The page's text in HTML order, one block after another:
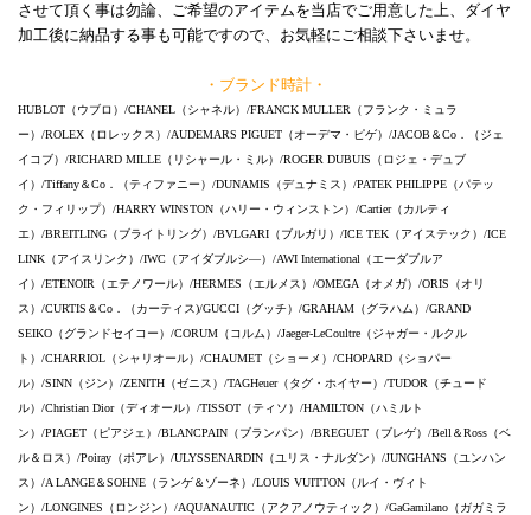
させて頂く事は勿論、ご希望のアイテムを当店でご用意した上、ダイヤ
加工後に納品する事も可能ですので、お気軽にご相談下さいませ。
・ブランド時計・
HUBLOT（ウブロ）/CHANEL（シャネル）/FRANCK MULLER（フランク・ミュラ
ー）/ROLEX（ロレックス）/AUDEMARS PIGUET（オーデマ・ピゲ）/JACOB＆Co．（ジェ
イコブ）/RICHARD MILLE（リシャール・ミル）/ROGER DUBUIS（ロジェ・デュブ
イ）/Tiffany＆Co．（ティファニー）/DUNAMIS（デュナミス）/PATEK PHILIPPE（パテッ
ク・フィリップ）/HARRY WINSTON（ハリー・ウィンストン）/Cartier（カルティ
エ）/BREITLING（ブライトリング）/BVLGARI（ブルガリ）/ICE TEK（アイステック）/ICE
LINK（アイスリンク）/IWC（アイダブルシ―）/AWI International（エーダブルア
イ）/ETENOIR（エテノワール）/HERMES（エルメス）/OMEGA（オメガ）/ORIS（オリ
ス）/CURTIS＆Co．（カーティス)/GUCCI（グッチ）/GRAHAM（グラハム）/GRAND
SEIKO（グランドセイコー）/CORUM（コルム）/Jaeger-LeCoultre（ジャガー・ルクル
ト）/CHARRIOL（シャリオール）/CHAUMET（ショーメ）/CHOPARD（ショパー
ル）/SINN（ジン）/ZENITH（ゼニス）/TAGHeuer（タグ・ホイヤー）/TUDOR（チュード
ル）/Christian Dior（ディオール）/TISSOT（ティソ）/HAMILTON（ハミルト
ン）/PIAGET（ピアジェ）/BLANCPAIN（ブランパン）/BREGUET（ブレゲ）/Bell＆Ross（ベ
ル＆ロス）/Poiray（ポアレ）/ULYSSENARDIN（ユリス・ナルダン）/JUNGHANS（ユンハン
ス）/A LANGE＆SOHNE（ランゲ＆ゾーネ）/LOUIS VUITTON（ルイ・ヴィト
ン）/LONGINES（ロンジン）/AQUANAUTIC（アクアノウティック）/GaGamilano（ガガミラ